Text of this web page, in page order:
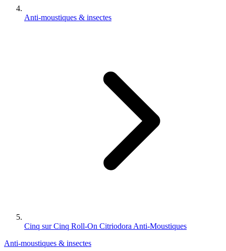
Anti-moustiques & insectes
Cinq sur Cinq Roll-On Citriodora Anti-Moustiques
Anti-moustiques & insectes